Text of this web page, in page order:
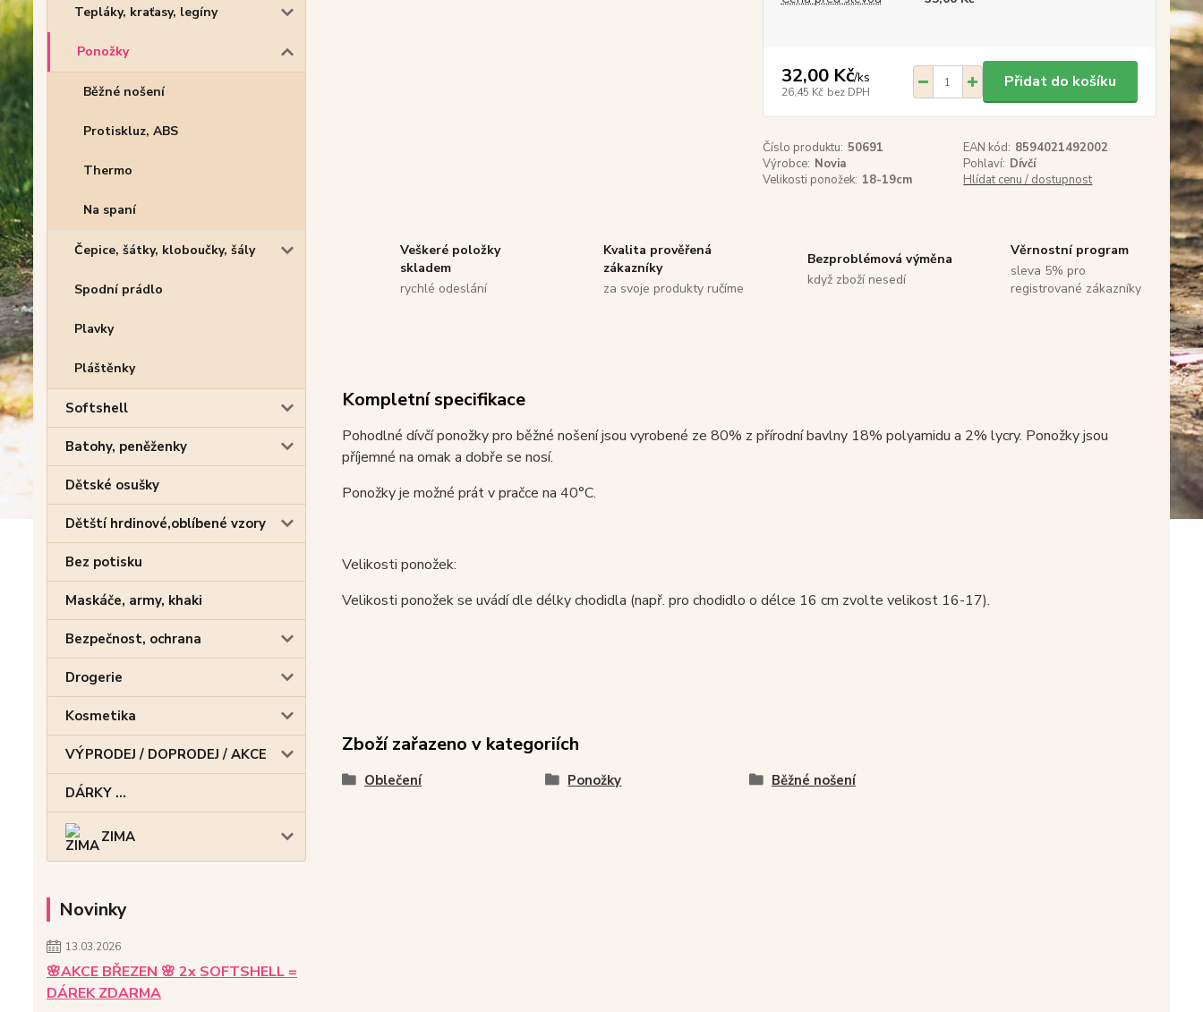
Tepláky, kraťasy, legíny
Ponožky
Běžné nošení
Protiskluz, ABS
Thermo
Na spaní
Čepice, šátky, kloboučky, šály
Spodní prádlo
Plavky
Pláštěnky
Softshell
Batohy, peněženky
Dětské osušky
Dětští hrdinové,oblíbené vzory
Bez potisku
Maskáče, army, khaki
Bezpečnost, ochrana
Drogerie
Kosmetika
VÝPRODEJ / DOPRODEJ / AKCE
DÁRKY ...
ZIMA
Novinky
13.03.2026
🌸AKCE BŘEZEN 🌸 2x SOFTSHELL =
DÁREK ZDARMA
32,00 Kč/ks
26,45 Kč bez DPH
Přidat do košíku
Číslo produktu: 50691 EAN kód: 8594021492002
Výrobce: Novia Pohlaví: Dívčí
Velikosti ponožek: 18-19cm Hlídat cenu / dostupnost
Veškeré položky
skladem
rychlé odeslání
Kvalita prověřená
zákazníky
za svoje produkty ručíme
Bezproblémová výměna
když zboží nesedí
Věrnostní program
sleva 5% pro
registrované zákazníky
Kompletní specifikace
Pohodlné dívčí ponožky pro běžné nošení jsou vyrobené ze 80% z přírodní bavlny 18% polyamidu a 2% lycry. Ponožky jsou
příjemné na omak a dobře se nosí.
Ponožky je možné prát v pračce na 40°C.
Velikosti ponožek:
Velikosti ponožek se uvádí dle délky chodidla (např. pro chodidlo o délce 16 cm zvolte velikost 16-17).
Zboží zařazeno v kategoriích
Oblečení Ponožky Běžné nošení